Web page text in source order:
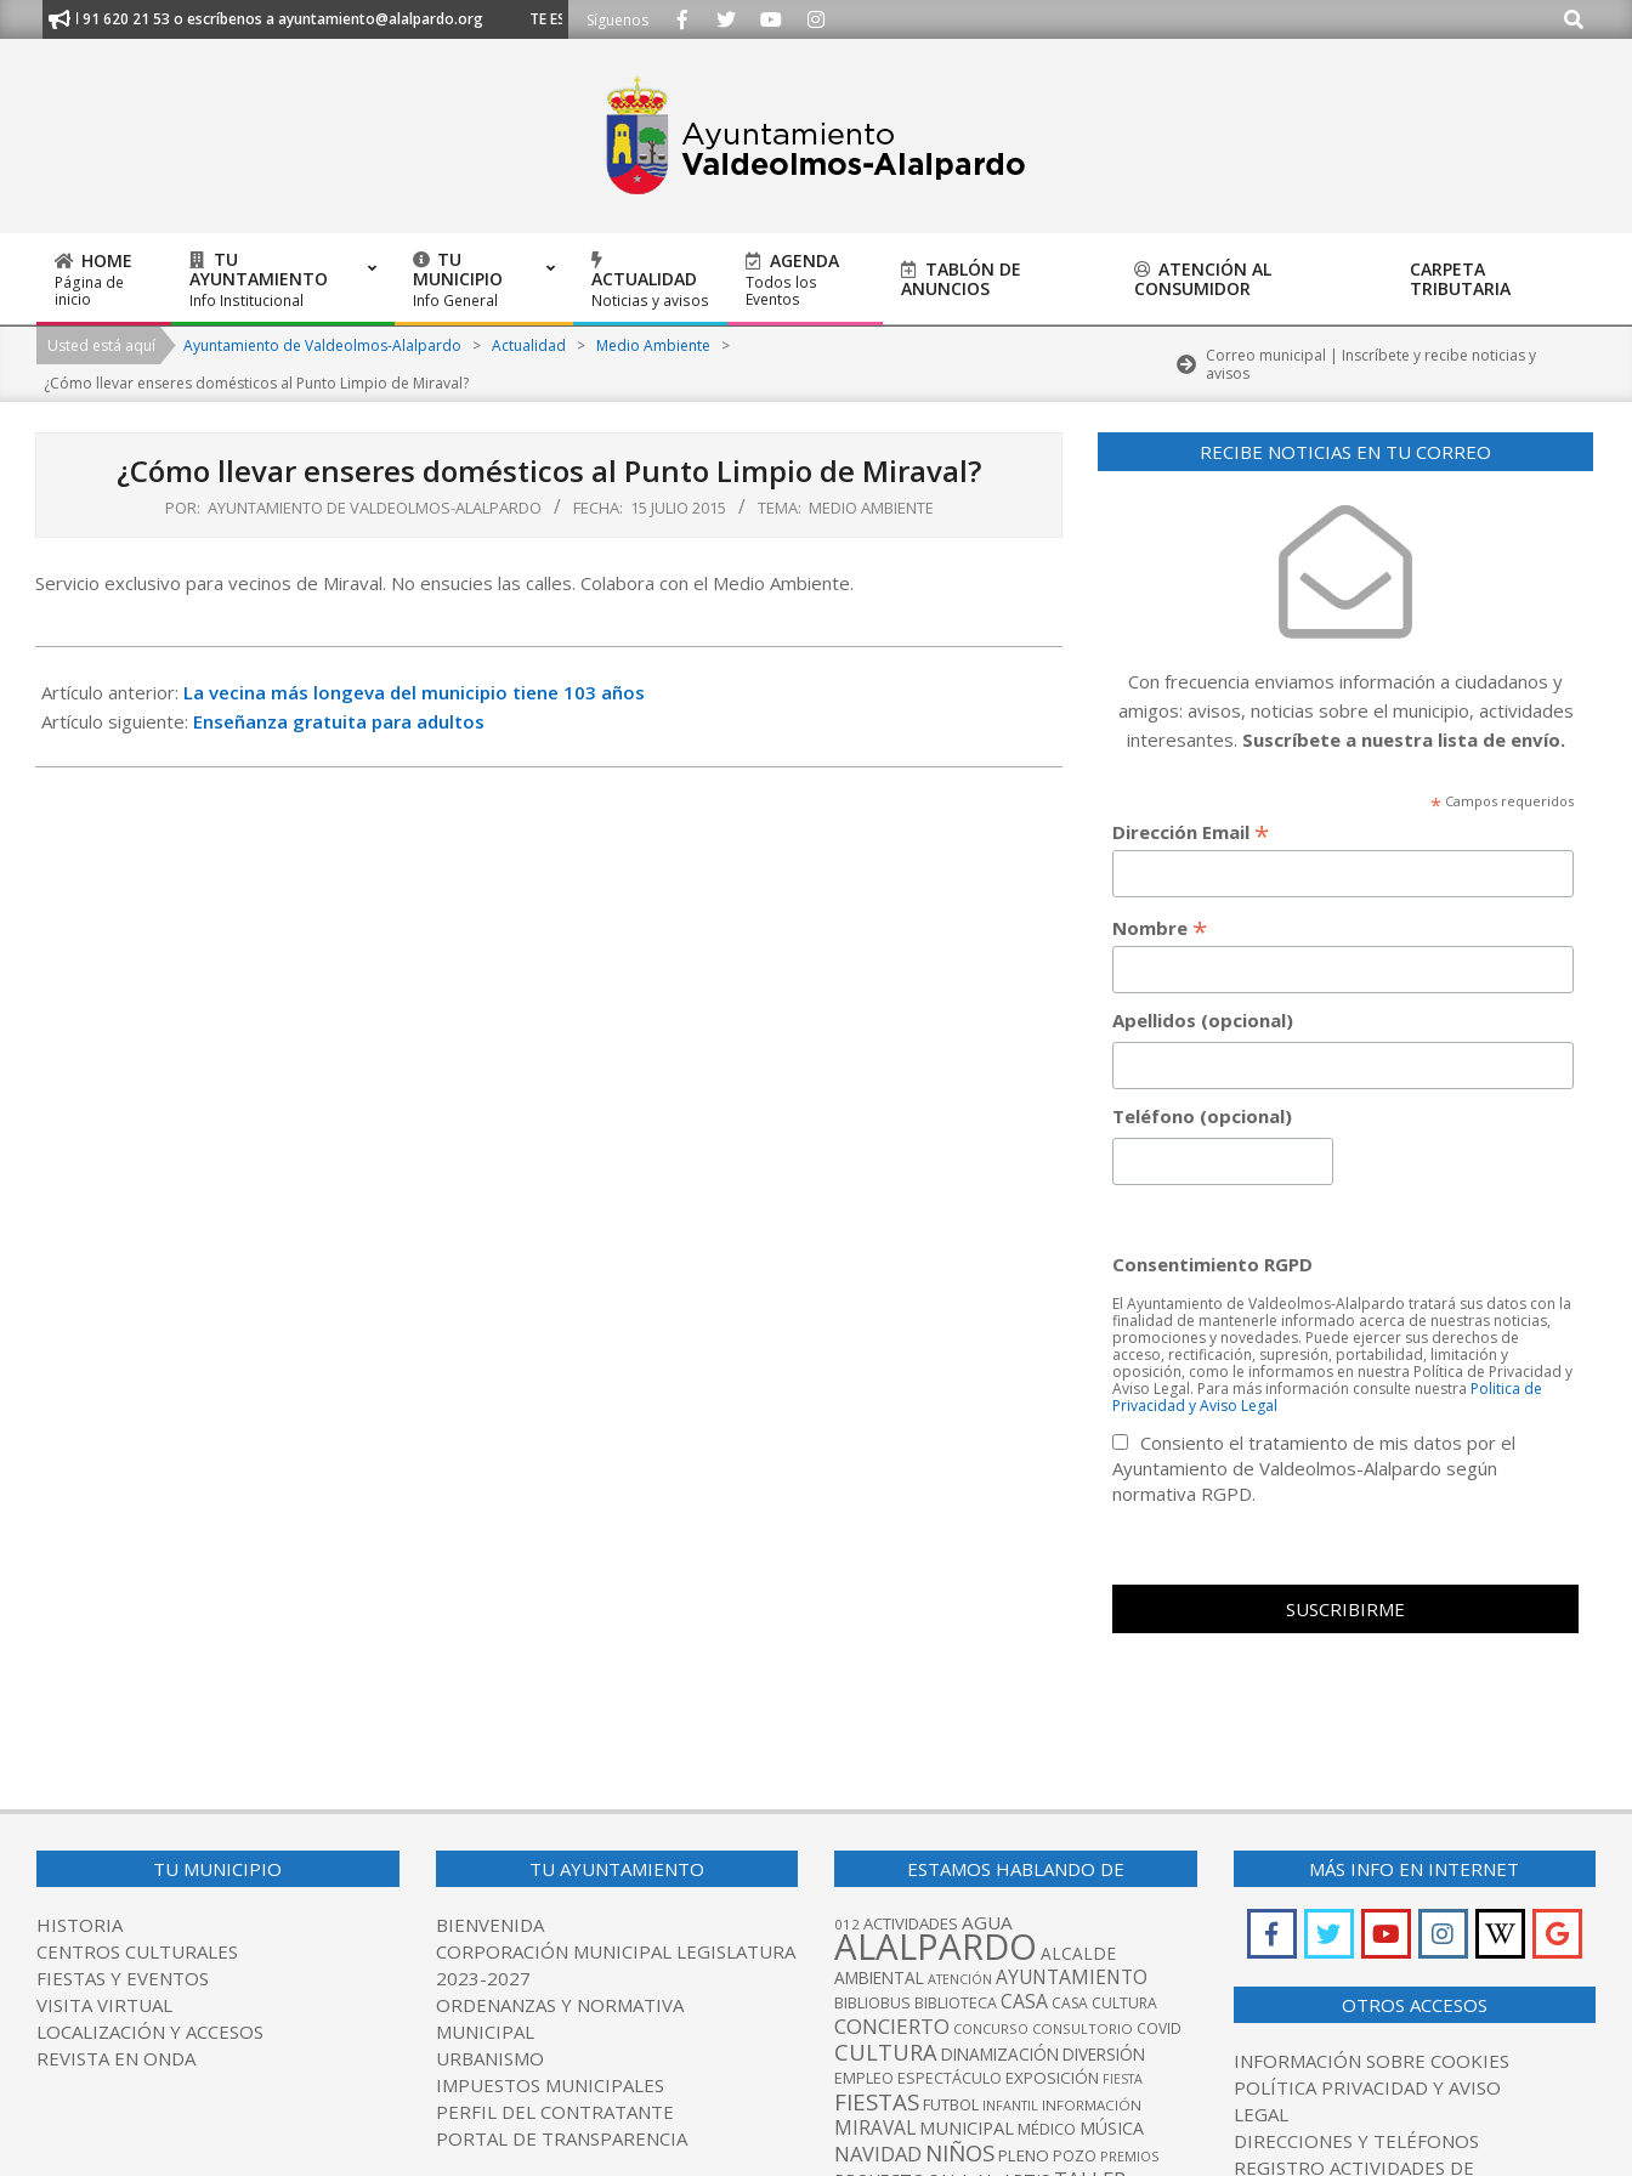
to
al 91 620 21 53 o escríbenos a ayuntamiento@alalpardo.org TE ESCUCHAMOS - Llámanos al 91 620 21 53 o escríbenos a ayuntamiento@alalpardo.org
Síguenos Buscar
Primary
Navigation
Menu
HOME
Página de
inicio
TU
AYUNTAMIENTO
Info Institucional
TU
MUNICIPIO
Info General
ACTUALIDAD
Noticias y avisos
AGENDA
Todos los
Eventos
TABLÓN DE
ANUNCIOS
ATENCIÓN AL
CONSUMIDOR
CARPETA
TRIBUTARIA
Usted está aquí Ayuntamiento de Valdeolmos-Alalpardo > Actualidad > Medio Ambiente
>
¿Cómo llevar enseres domésticos al Punto Limpio de Miraval?
Correo municipal | Inscríbete y recibe noticias y
avisos
¿Cómo llevar enseres domésticos al Punto Limpio de Miraval?
POR: AYUNTAMIENTO DE VALDEOLMOS-ALALPARDO FECHA: 15 JULIO 2015 TEMA: MEDIO AMBIENTE
Servicio exclusivo para vecinos de Miraval. No ensucies las calles. Colabora con el Medio Ambiente.
07-
15
Artículo anterior: La vecina más longeva del municipio tiene 103 años
Artículo siguiente: Enseñanza gratuita para adultos
RECIBE NOTICIAS EN TU CORREO
Con frecuencia enviamos información a ciudadanos y
amigos: avisos, noticias sobre el municipio, actividades
interesantes. Suscríbete a nuestra lista de envío.
* Campos requeridos
Dirección Email *
Nombre *
Apellidos (opcional)
Teléfono (opcional)
Consentimiento RGPD
El Ayuntamiento de Valdeolmos-Alalpardo tratará sus datos con la
finalidad de mantenerle informado acerca de nuestras noticias,
promociones y novedades. Puede ejercer sus derechos de
acceso, rectificación, supresión, portabilidad, limitación y
oposición, como le informamos en nuestra Política de Privacidad y
Aviso Legal. Para más información consulte nuestraPolitica de
Privacidad y Aviso Legal
Consiento el tratamiento de mis datos por el
Ayuntamiento de Valdeolmos-Alalpardo según
normativa RGPD.
TU MUNICIPIO
HISTORIA
CENTROS CULTURALES
FIESTAS Y EVENTOS
VISITA VIRTUAL
LOCALIZACIÓN Y ACCESOS
REVISTA EN ONDA
TU AYUNTAMIENTO
BIENVENIDA
CORPORACIÓN MUNICIPAL LEGISLATURA
2023-2027
ORDENANZAS Y NORMATIVA
MUNICIPAL
URBANISMO
IMPUESTOS MUNICIPALES
PERFIL DEL CONTRATANTE
PORTAL DE TRANSPARENCIA
ESTAMOS HABLANDO DE
012 ACTIVIDADES AGUA
ALALPARDO ALCALDE
AMBIENTAL ATENCIÓN AYUNTAMIENTO
BIBLIOBUS BIBLIOTECACASA CASA CULTURA
CONCIERTO CONCURSO CONSULTORIO COVID
CULTURA DINAMIZACIÓN DIVERSIÓN
EMPLEO ESPECTÁCULO EXPOSICIÓN FIESTA
FIESTAS FUTBOL INFANTIL INFORMACIÓN
MIRAVAL MUNICIPAL MÉDICO MÚSICA
NAVIDAD NIÑOS PLENO POZO PREMIOS
MÁS INFO EN INTERNET
OTROS ACCESOS
INFORMACIÓN SOBRE COOKIES
POLÍTICA PRIVACIDAD Y AVISO
LEGAL
DIRECCIONES Y TELÉFONOS
REGISTRO ACTIVIDADES DE